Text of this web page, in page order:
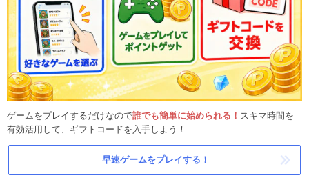
ゲームをプレイするだけなので誰でも簡単に始められる！ スキマ時間を
有効活用して、ギフトコードを入手しよう！
早速ゲームをプレイする！